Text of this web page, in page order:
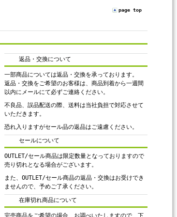
page top
返品・交換について
一部商品については返品・交換を承っております。
返品・交換をご希望のお客様は、商品到着から一週間
以内にメールにて必ずご連絡ください。
不良品、誤品配送の際、送料は当社負担で対応させて
いただきます。
恐れ入りますがセール品の返品はご遠慮ください。
セールについて
OUTLET/セール商品は限定数量となっておりますので
売り切れとなる場合がございます。
また、OUTLET/セール商品の返品・交換はお受けでき
ませんので、予めご了承ください。
在庫切れ商品について
完売商品をご希望の場合、お調べいたしますので、下